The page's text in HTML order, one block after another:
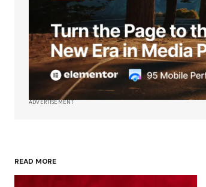
ADVERTISEMENT
READ MORE